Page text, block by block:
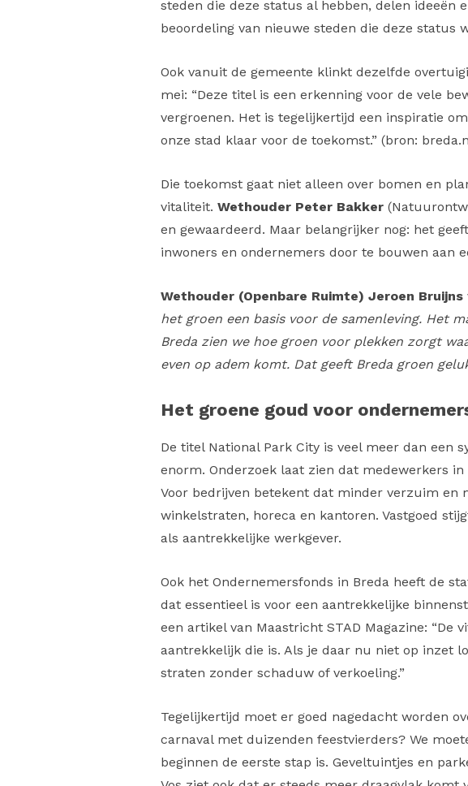
steden die deze status al hebben, delen ideeën
beoordeling van nieuwe steden die deze status
Ook vanuit de gemeente klinkt dezelfde
mei: “Deze titel is een erkenning voor de vele
vergroenen. Het is tegelijkertijd een inspiratie
onze stad klaar voor de toekomst.” (bron:
Die toekomst gaat niet alleen over bomen en
vitaliteit. Wethouder Peter Bakker
en gewaardeerd. Maar belangrijker nog: het
inwoners en ondernemers door te bouwen aan
Wethouder (Openbare Ruimte) Jeroen Bruijns
het groen een basis voor de samenleving. Het
Breda zien we hoe groen voor plekken zorgt
even op adem komt. Dat geeft Breda groen
Het groene goud voor
De titel National Park City is veel meer dan een
enorm. Onderzoek laat zien dat medewerkers
Voor bedrijven betekent dat minder verzuim en
winkelstraten, horeca en kantoren. Vastgoed
als aantrekkelijke werkgever.
Ook het Ondernemersfonds in Breda heeft de
dat essentieel is voor een aantrekkelijke
een artikel van Maastricht STAD Magazine:
aantrekkelijk die is. Als je daar nu niet op inzet
straten zonder schaduw of verkoeling.”
Tegelijkertijd moet er goed nagedacht worden
carnaval met duizenden feestvierders? We
beginnen de eerste stap is. Geveltuintjes en